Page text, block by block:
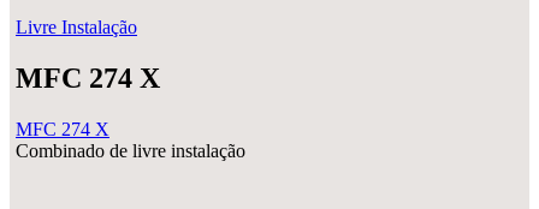
Livre Instalação
MFC 274 X
MFC 274 X
Combinado de livre instalação